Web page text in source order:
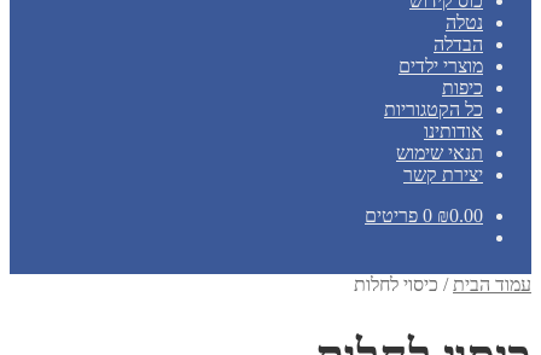
נטלה
הבדלה
מוצרי ילדים
כיפות
כל הקטגוריות
אודותינו
תנאי שימוש
יצירת קשר
₪0.00 0 פריטים
עמוד הבית / כיסוי לחלות